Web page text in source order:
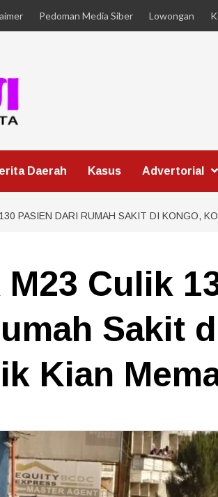
Pedoman Media Siber Lowongan
Daerah Kasus Advertorial
PASIEN DARI RUMAH SAKIT DI KONGO,
Culik
Sakit
Kian